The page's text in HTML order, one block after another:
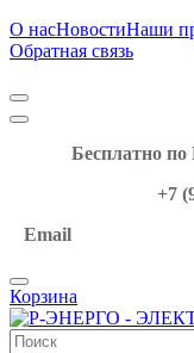
О насНовостиНаши
Обратная связь
Бесплатно по
+7 (991)
Корзина